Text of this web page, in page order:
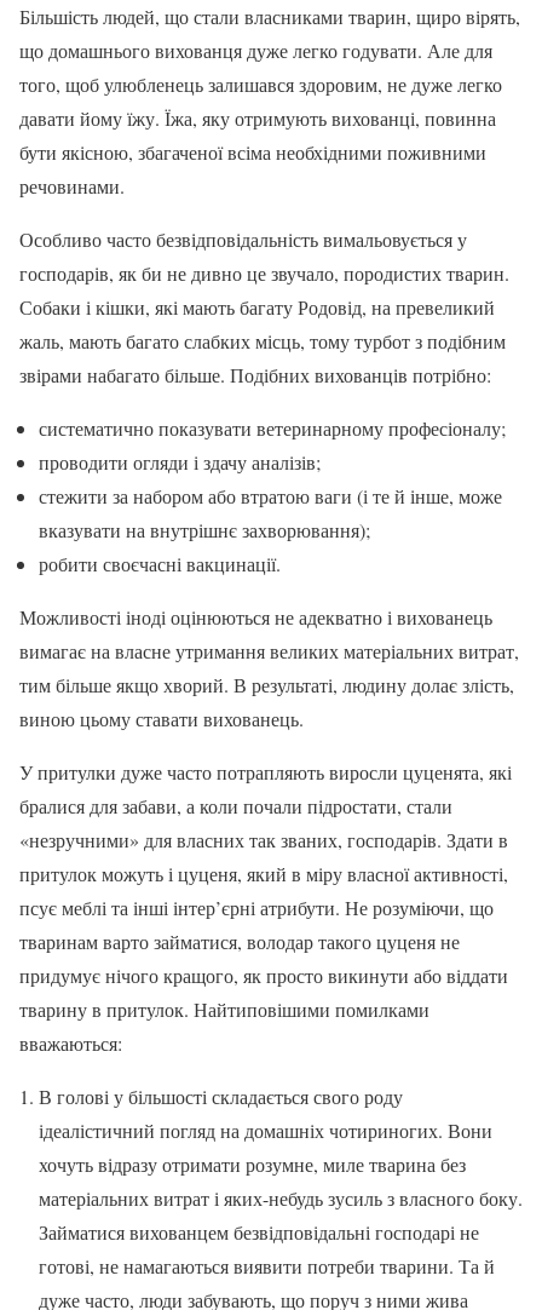
Більшість людей, що стали власниками тварин, щиро вірять,
що домашнього вихованця дуже легко годувати. Але для
того, щоб улюбленець залишався здоровим, не дуже легко
давати йому їжу. Їжа, яку отримують вихованці, повинна
бути якісною, збагаченої всіма необхідними поживними
речовинами.
Особливо часто безвідповідальність вимальовується у
господарів, як би не дивно це звучало, породистих тварин.
Собаки і кішки, які мають багату Родовід, на превеликий
жаль, мають багато слабких місць, тому турбот з подібним
звірами набагато більше. Подібних вихованців потрібно:
систематично показувати ветеринарному професіоналу;
проводити огляди і здачу аналізів;
стежити за набором або втратою ваги (і те й інше, може
вказувати на внутрішнє захворювання);
робити своєчасні вакцинації.
Можливості іноді оцінюються не адекватно і вихованець
вимагає на власне утримання великих матеріальних витрат,
тим більше якщо хворий. В результаті, людину долає злість,
виною цьому ставати вихованець.
У притулки дуже часто потрапляють виросли цуценята, які
бралися для забави, а коли почали підростати, стали
«незручними» для власних так званих, господарів. Здати в
притулок можуть і цуценя, який в міру власної активності,
псує меблі та інші інтер’єрні атрибути. Не розуміючи, що
тваринам варто займатися, володар такого цуценя не
придумує нічого кращого, як просто викинути або віддати
тварину в притулок. Найтиповішими помилками
вважаються:
В голові у більшості складається свого роду
ідеалістичний погляд на домашніх чотириногих. Вони
хочуть відразу отримати розумне, миле тварина без
матеріальних витрат і яких-небудь зусиль з власного боку.
Займатися вихованцем безвідповідальні господарі не
готові, не намагаються виявити потреби тварини. Та й
дуже часто, люди забувають, що поруч з ними жива